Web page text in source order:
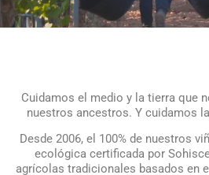
Cuidamos el medio y la tierra que
nuestros ancestros. Y cuidamos
Desde 2006, el 100% de nuestros
ecológica certificada por
agrícolas tradicionales basados en